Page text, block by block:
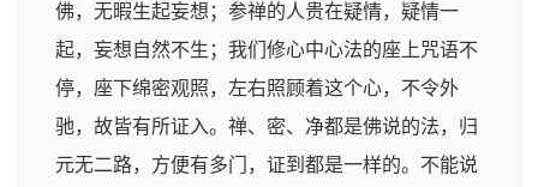
佛，无暇生起妄想；参禅的人贵在疑情，疑情一
起，妄想自然不生；我们修心中心法的座上咒语不
停，座下绵密观照，左右照顾着这个心，不令外
驰，故皆有所证入。禅、密、净都是佛说的法，归
元无二路，方便有多门，证到都是一样的。不能说